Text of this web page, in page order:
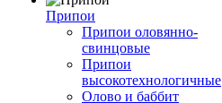
Припои
Припои оловянно-
свинцовые
Припои
высокотехнологичные
Олово и баббит